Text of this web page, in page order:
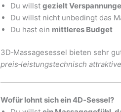
Du willstgezielt
Du willst nicht unbedingt das
Du hast ein mittleres Budget
3D‑Massagesessel bieten sehr
preis‑leistungstechnisch
Wofür lohnt sich ein 4D‑Sessel?